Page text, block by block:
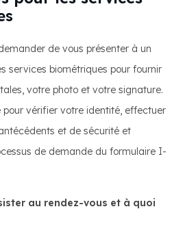
de vous présenter à un
services biométriques pour fournir
votre photo et votre signature.
pour vérifier votre identité, effectuer
et de sécurité et
de demande du formulaire I-
au rendez-vous et à quoi